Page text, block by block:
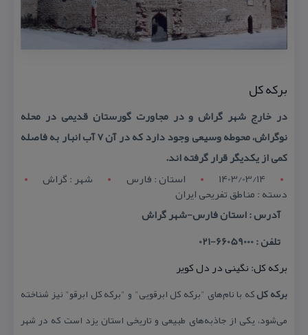
بركه كل
در خارج شهر گراش و در مجاورت گورستان قدیمی در محله
نوگراش، محوطه وسیعی وجود دارد كه در آن ۷ آب انبار به فاصله
كمی از یكدیگر قرار گرفته اند.
1403/03/14
استان : فارس شهر : گراش
دسته : مناطق تفریحی ایران
آدرس : استان فارس-شهر گراش
تلفن : 66059000-021
بركه كل: نگینی در دل كویر
بركه كلكه با نام‌های "بركه كل ابرقویی" و "بركه كل ابرقو" نیز شناخته
می‌شود، یكی از جاذبه‌های طبیعی و تاریخی استان یزد است كه در شهر